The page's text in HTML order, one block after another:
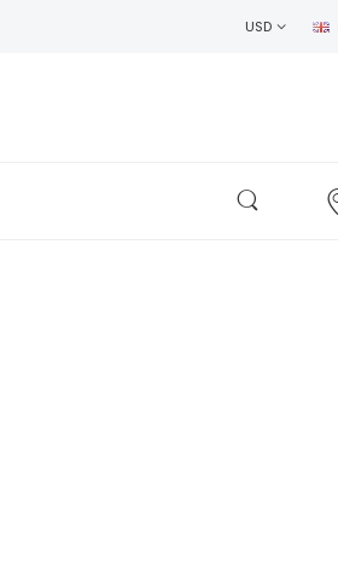
USD